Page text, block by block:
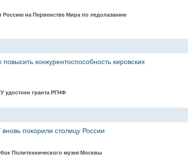
Россию на Первенстве Мира по ледолазанию
конкурентоспособность кировских
удостоен гранта РГНФ
покорили столицу России
Политехнического музея Москвы